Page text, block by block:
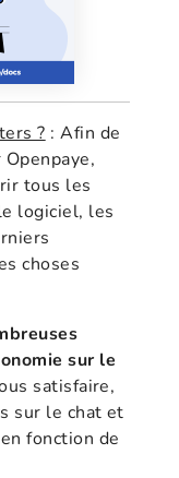
? : Afin de
tous les
logiciel, les
choses
sur le
satisfaire,
sur le chat et
fonction de